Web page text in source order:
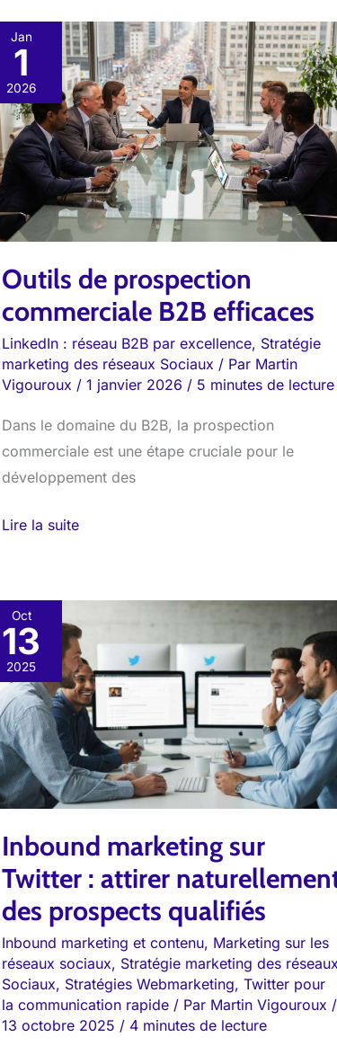
Jan
1
2026
Outils de prospection
commerciale B2B efficaces
LinkedIn : réseau B2B par excellence, Stratégie
marketing des réseaux Sociaux / Par Martin
Vigouroux / 1 janvier 2026 / 5 minutes de lecture
Dans le domaine du B2B, la prospection
commerciale est une étape cruciale pour le
développement des
Outils
de
prospection
commerciale
B2B
efficaces
Lire la suite
Oct
13
2025
Inbound marketing sur
Twitter : attirer
des prospects qualifiés
Inbound marketing et contenu, Marketing sur les
réseaux sociaux, Stratégie marketing des
Sociaux, Stratégies Webmarketing, Twitter pour
la communication rapide / Par Martin Vigouroux /
13 octobre 2025 / 4 minutes de lecture
Inbound
marketing
sur
Twitter
:
attirer
naturellement
prospects
qualifiés